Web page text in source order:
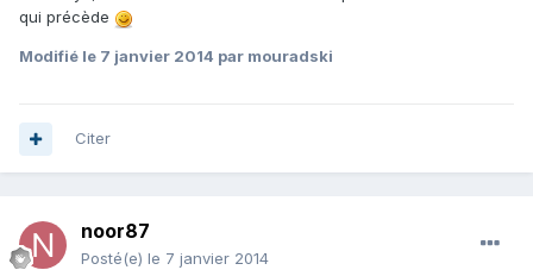
qui précède
Modifié le 7 janvier 2014 par mouradski
Citer
noor87
Posté(e) le 7 janvier 2014